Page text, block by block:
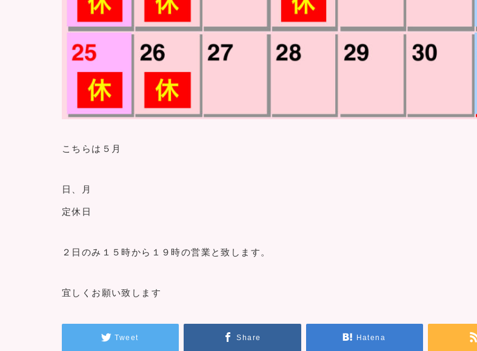
こちらは５月
日、月
定休日
２日のみ１５時から１９時の営業と致します。
宜しくお願い致します
Tweet Share Hatena